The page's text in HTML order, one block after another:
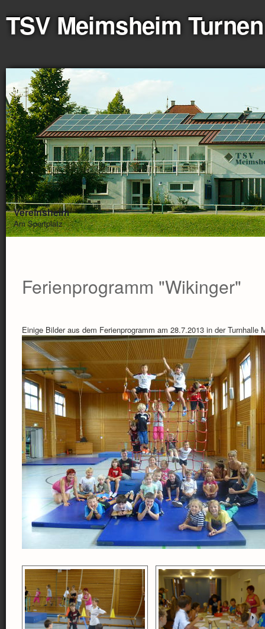
TSV Meimsheim Turnen
Vereinsheim
Am Sportplatz
Ferienprogramm "Wikinger"
Einige Bilder aus dem Ferienprogramm am 28.7.2013 in der Turnhalle